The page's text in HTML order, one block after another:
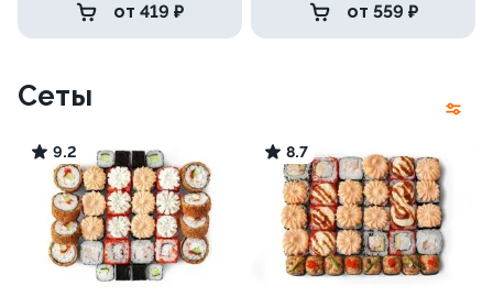
от 419 ₽ от 559 ₽
Сеты
9.2 8.7